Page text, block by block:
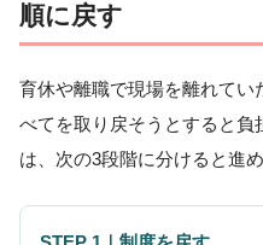
順に戻す
育休や離職で現場を離れてい
べてを取り戻そうとすると
は、次の3段階に分けると進